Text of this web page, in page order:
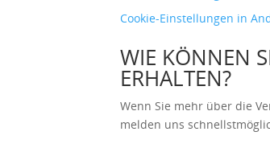
Cookie-Einstellungen in
WIE KÖNNEN
ERHALTEN?
Wenn Sie mehr über die
melden uns